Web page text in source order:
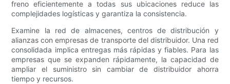
freno eficientemente a todas sus ubicaciones reduce las
complejidades logísticas y garantiza la consistencia.
Examine la red de almacenes, centros de distribución y
alianzas con empresas de transporte del distribuidor. Una red
consolidada implica entregas más rápidas y fiables. Para las
empresas que se expanden rápidamente, la capacidad de
ampliar el suministro sin cambiar de distribuidor ahorra
tiempo y recursos.